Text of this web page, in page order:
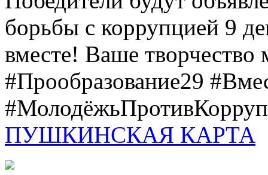
борьбы с коррупцией 9
вместе! Ваше творчество
#Прообразование29
ПУШКИНСКАЯ КАРТА